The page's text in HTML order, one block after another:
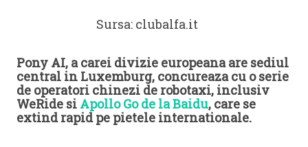
Sursa: clubalfa.it
Pony AI, a carei divizie europeana are sediul
central in Luxemburg, concureaza cu o serie
de operatori chinezi de robotaxi, inclusiv
WeRide si Apollo Go de la Baidu, care se
extind rapid pe pietele internationale.